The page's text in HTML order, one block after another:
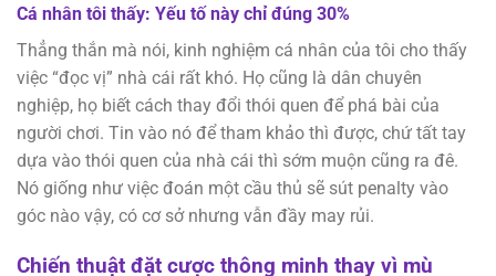
Cá nhân tôi thấy: Yếu tố này chỉ đúng 30%
Thẳng thắn mà nói, kinh nghiệm cá nhân của tôi cho thấy
việc “đọc vị” nhà cái rất khó. Họ cũng là dân chuyên
nghiệp, họ biết cách thay đổi thói quen để phá bài của
người chơi. Tin vào nó để tham khảo thì được, chứ tất tay
dựa vào thói quen của nhà cái thì sớm muộn cũng ra đê.
Nó giống như việc đoán một cầu thủ sẽ sút penalty vào
góc nào vậy, có cơ sở nhưng vẫn đầy may rủi.
Chiến thuật đặt cược thông minh thay vì mù